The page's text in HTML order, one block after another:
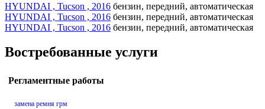
HYUNDAI , Tucson , 2016 бензин, передний, автоматическая
HYUNDAI , Tucson , 2016 бензин, передний, автоматическая
HYUNDAI , Tucson , 2016 бензин, передний, автоматическая
Востребованные услуги
Регламентные работы
замена ремня грм